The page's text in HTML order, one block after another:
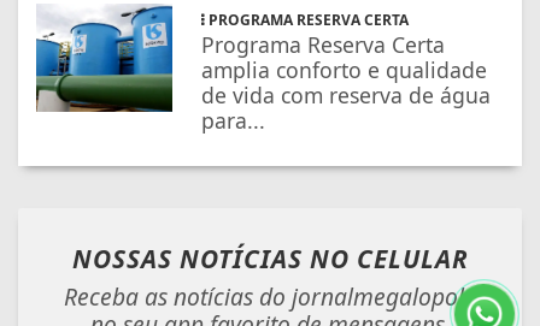
PROGRAMA RESERVA CERTA
Programa Reserva Certa
amplia conforto e qualidade
de vida com reserva de água
para...
NOSSAS NOTÍCIAS NO CELULAR
Receba as notícias do jornalmegalopole